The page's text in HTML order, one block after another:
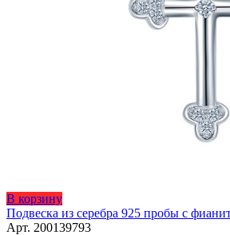
В корзинуЭтот
товар
имеет
Подвеска из серебра 925 пробы с
Арт. 200139793